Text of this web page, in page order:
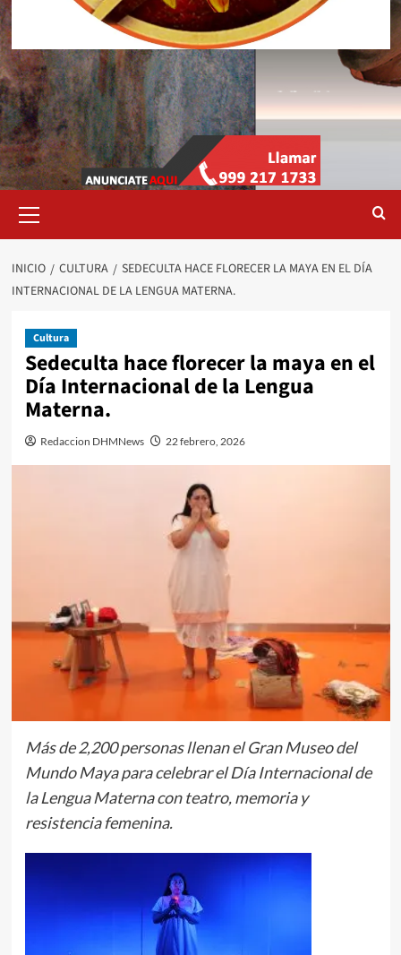
primario
INICIO CULTURA
SEDECULTA HACE FLORECER LA MAYA EN EL DÍA
INTERNACIONAL DE LA LENGUA MATERNA.
Cultura
Sedeculta hace florecer la maya en el
Día Internacional de la Lengua
Materna.
Redaccion DHMNews 22 febrero, 2026
Más de 2,200 personas llenan el Gran Museo del
Mundo Maya para celebrar el Día Internacional de
la Lengua Materna con teatro, memoria y
resistencia femenina.